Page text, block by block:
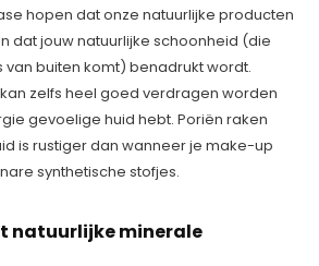
hopen dat onze natuurlijke producten
dat jouw natuurlijke schoonheid (die
van buiten komt) benadrukt wordt.
zelfs heel goed verdragen worden
gevoelige huid hebt. Poriën raken
is rustiger dan wanneer je make-up
synthetische stofjes.
natuurlijke minerale